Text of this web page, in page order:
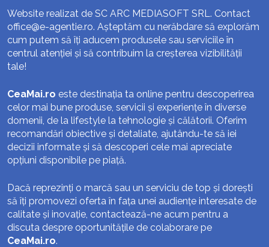
Website realizat de SC ARC MEDIASOFT SRL. Contact
office@e-agentie.ro. Așteptăm cu nerăbdare să explorăm
cum putem să îți aducem produsele sau serviciile în
centrul atenției și să contribuim la creșterea vizibilității
tale!
CeaMai.ro este destinația ta online pentru descoperirea
celor mai bune produse, servicii și experiențe în diverse
domenii, de la lifestyle la tehnologie și călătorii. Oferim
recomandări obiective și detaliate, ajutându-te să iei
decizii informate și să descoperi cele mai apreciate
opțiuni disponibile pe piață.
Dacă reprezinți o marcă sau un serviciu de top și dorești
să îți promovezi oferta în fața unei audiențe interesate de
calitate și inovație, contactează-ne acum pentru a
discuta despre oportunitățile de colaborare pe
CeaMai.ro.